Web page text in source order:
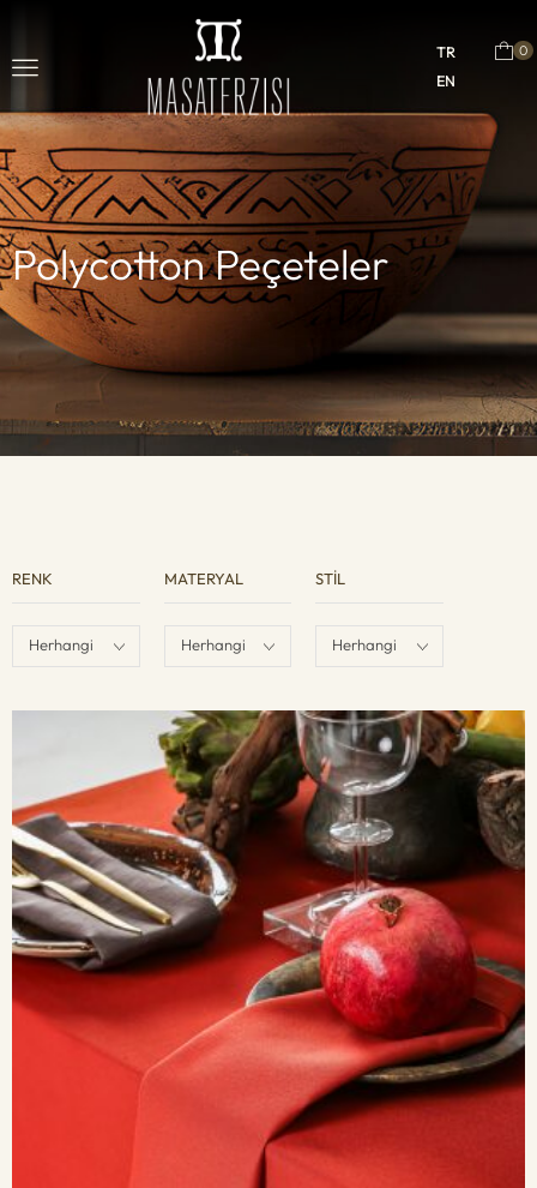
TR
EN
0
Polycotton Peçeteler
RENK
Herhangi
MATERYAL
Herhangi
STIL
Herhangi